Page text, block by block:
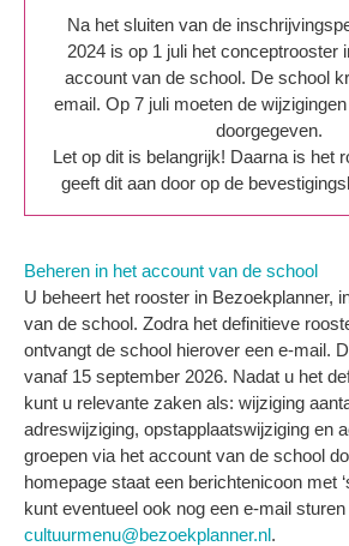
Na het sluiten van de
2024 is op 1 juli het conceptrooster
account van de school. De school
email. Op 7 juli moeten de
doorgegeven.
Let op dit is belangrijk! Daarna is het
geeft dit aan door op de
Beheren in het account van de school
U beheert het rooster in Bezoekplanner,
van de school. Zodra het definitieve
ontvangt de school hierover een e-mail.
vanaf 15 september 2026. Nadat u het
kunt u relevante zaken als: wijziging
adreswijziging, opstapplaatswijziging en
groepen via het account van de school
homepage staat een berichten­icoon met
kunt eventueel ook nog een e-mail
cultuurmenu@bezoekplanner.nl.